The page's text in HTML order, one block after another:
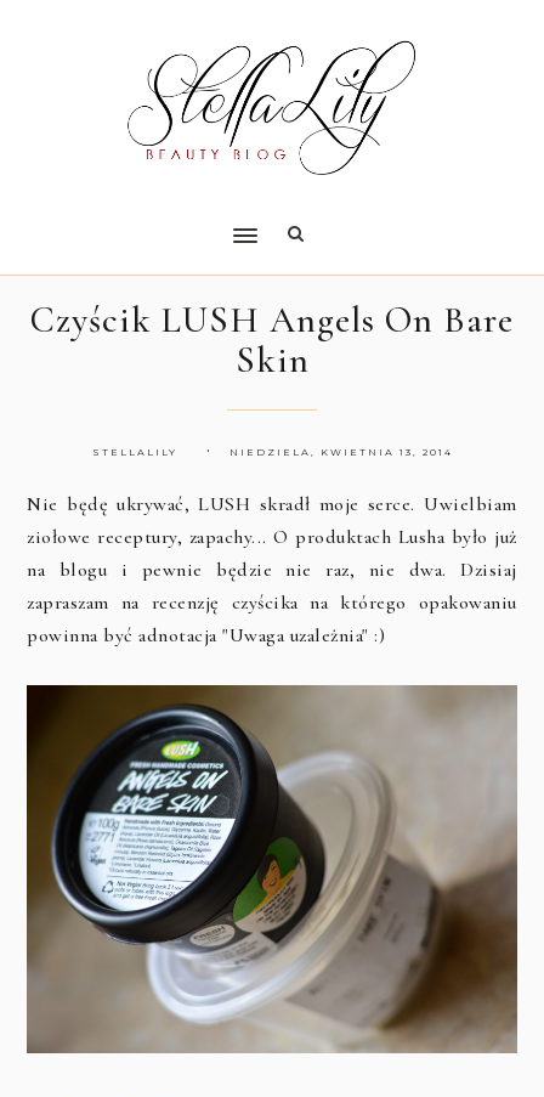
Czyścik LUSH Angels On Bare
Skin
STELLALILY NIEDZIELA, KWIETNIA 13, 2014
Nie będę ukrywać, LUSH skradł moje serce. Uwielbiam
ziołowe receptury, zapachy... O produktach Lusha było już
na blogu i pewnie będzie nie raz, nie dwa. Dzisiaj
zapraszam na recenzję czyścika na którego opakowaniu
powinna być adnotacja "Uwaga uzależnia" :)